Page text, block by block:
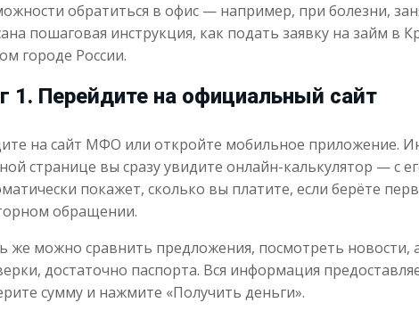
обратиться в офис — например, при болезни,
пошаговая инструкция, как подать заявку на займ в
городе России.
1. Перейдите на официальный сайт
на сайт МФО или откройте мобильное приложение.
странице вы сразу увидите онлайн-калькулятор — с
покажет, сколько вы платите, если берёте
обращении.
же можно сравнить предложения, посмотреть новости,
достаточно паспорта. Вся информация
сумму и нажмите «Получить деньги».